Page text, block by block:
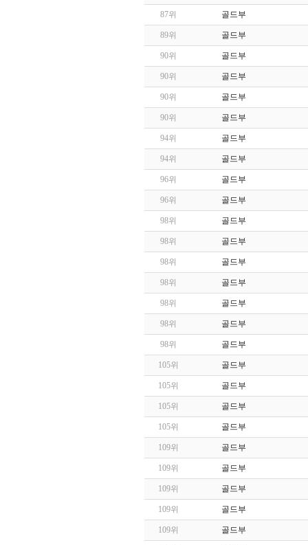
87위 골드부
89위 골드부
90위 골드부
90위 골드부
90위 골드부
90위 골드부
94위 골드부
94위 골드부
96위 골드부
96위 골드부
98위 골드부
98위 골드부
98위 골드부
98위 골드부
98위 골드부
98위 골드부
98위 골드부
105위 골드부
105위 골드부
105위 골드부
105위 골드부
109위 골드부
109위 골드부
109위 골드부
109위 골드부
109위 골드부